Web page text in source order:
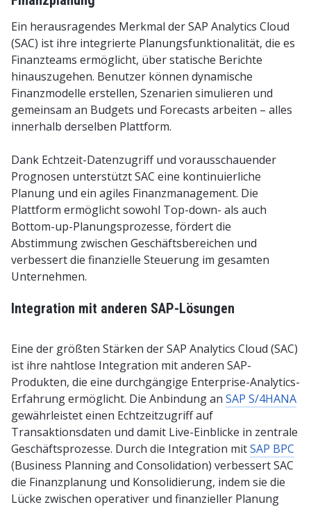
Ein herausragendes Merkmal der SAP Analytics Cloud
(SAC) ist ihre integrierte Planungsfunktionalität, die es
Finanzteams ermöglicht, über statische Berichte
hinauszugehen. Benutzer können dynamische
Finanzmodelle erstellen, Szenarien simulieren und
gemeinsam an Budgets und Forecasts arbeiten – alles
innerhalb derselben Plattform.
Dank Echtzeit-Datenzugriff und vorausschauender
Prognosen unterstützt SAC eine kontinuierliche
Planung und ein agiles Finanzmanagement. Die
Plattform ermöglicht sowohl Top-down- als auch
Bottom-up-Planungsprozesse, fördert die
Abstimmung zwischen Geschäftsbereichen und
verbessert die finanzielle Steuerung im gesamten
Unternehmen.
Integration mit anderen SAP-Lösungen
Eine der größten Stärken der SAP Analytics Cloud (SAC)
ist ihre nahtlose Integration mit anderen SAP-
Produkten, die eine durchgängige Enterprise-Analytics-
Erfahrung ermöglicht. Die Anbindung an SAP S/4HANA
gewährleistet einen Echtzeitzugriff auf
Transaktionsdaten und damit Live-Einblicke in zentrale
Geschäftsprozesse. Durch die Integration mitSAP BPC
(Business Planning and Consolidation) verbessert SAC
die Finanzplanung und Konsolidierung, indem sie die
Lücke zwischen operativer und finanzieller Planung